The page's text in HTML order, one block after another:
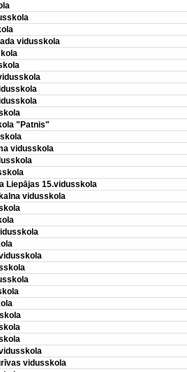
vidusskola
"Patnis"
vidusskola
Liepājas 15.vidusskola
vidusskola
vidusskola